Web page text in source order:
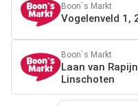
Boon`s Markt
Vogelenveld 1,
Boon`s Markt
Laan van
Linschoten